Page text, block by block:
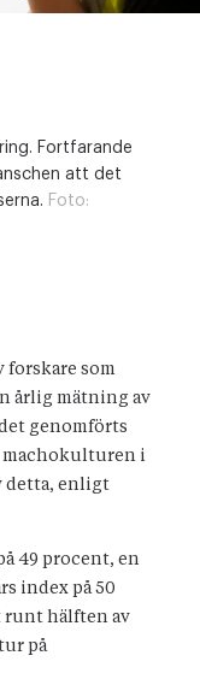
Fortfarande
att det
Foto:
som
årlig mätning av
genomförts
machokulturen i
detta, enligt
49 procent, en
index på 50
runt hälften av
på